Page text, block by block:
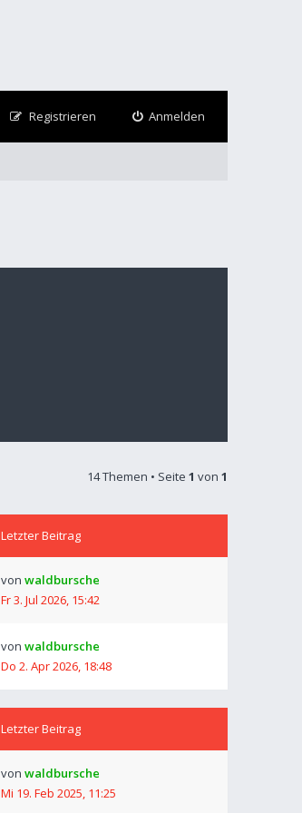
Anmelden
Registrieren
14 Themen • Seite 1 von 1
Letzter Beitrag
von waldbursche
Fr 3. Jul 2026, 15:42
von waldbursche
Do 2. Apr 2026, 18:48
Letzter Beitrag
von waldbursche
Mi 19. Feb 2025, 11:25